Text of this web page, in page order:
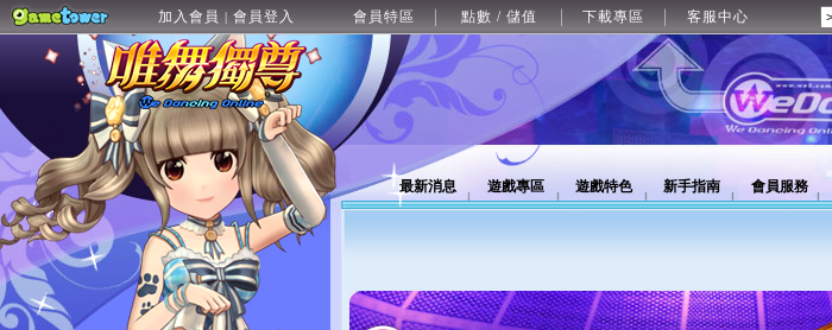
加入會員 | 會員登入 會員特區 點數 / 儲值 下載專區 客服中心
最新消息 遊戲專區 遊戲特色 新手指南 會員服務